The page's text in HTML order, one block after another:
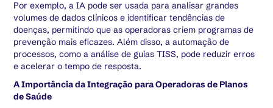
Por exemplo, a IA pode ser usada para analisar grandes
volumes de dados clínicos e identificar tendências de
doenças, permitindo que as operadoras criem programas de
prevenção mais eficazes. Além disso, a automação de
processos, como a análise de guias TISS, pode reduzir erros
e acelerar o tempo de resposta.
A Importância da Integração para Operadoras de Planos
de Saúde